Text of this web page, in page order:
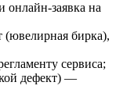
онлайн-заявка на
бирка),
сервиса;
дефект) —